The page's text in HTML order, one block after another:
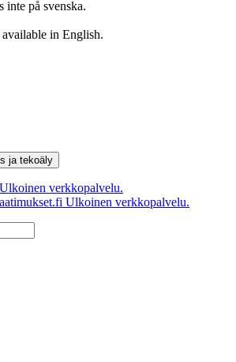
inte på svenska.
in English.
ja tekoäly
Ulkoinen verkkopalvelu.
Ulkoinen verkkopalvelu.